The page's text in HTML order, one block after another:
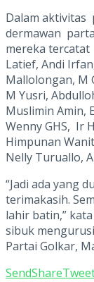
Dalam aktivitas
dermawan
mereka tercatat
Latief, Andi
Mallolongan, M
M Yusri,
Muslimin Amin,
Wenny GHS, Ir
Himpunan
Nelly Turuallo,
“Jadi ada yang
terimakasih.
lahir batin,”
sibuk
Partai Golkar,
SendShare